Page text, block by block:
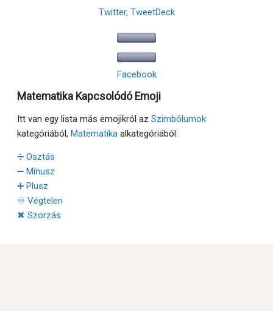
Twitter, TweetDeck
Facebook
Matematika Kapcsolódó Emoji
Itt van egy lista más emojikról az Szimbólumok
kategóriából, Matematika alkategóriából:
➗ Osztás
➖ Mínusz
➕ Plusz
♾ Végtelen
✖ Szorzás